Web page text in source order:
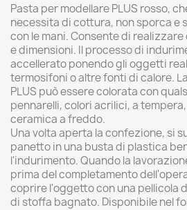
Pasta per modellare PLUS rosso,
necessita di cottura, non sporca e
con le mani. Consente di
e dimensioni. Il processo di
accellerato ponendo gli oggetti
termosifoni o altre fonti di calore.
PLUS può essere colorata con
pennarelli, colori acrilici, a
ceramica a freddo.
Una volta aperta la confezione, si
panetto in una busta di plastica
l'indurimento. Quando la
prima del completamento
coprire l'oggetto con una pellicola
di stoffa bagnato. Disponibile nel